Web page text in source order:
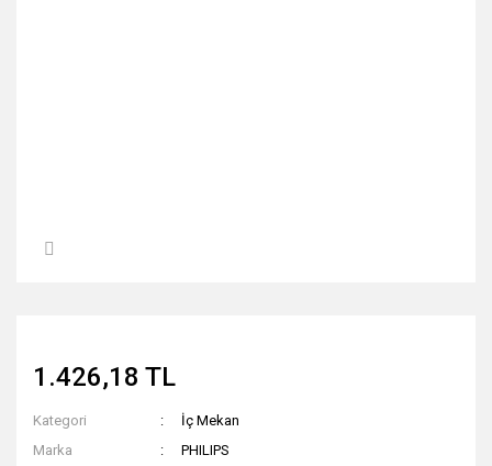
1.426,18 TL
Kategori
İç Mekan
Marka
PHILIPS